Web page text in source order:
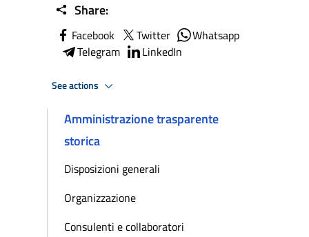
Share:
Facebook Twitter
Whatsapp
Telegram
LinkedIn
See actions
Amministrazione trasparente
storica
Disposizioni generali
Organizzazione
Consulenti e collaboratori